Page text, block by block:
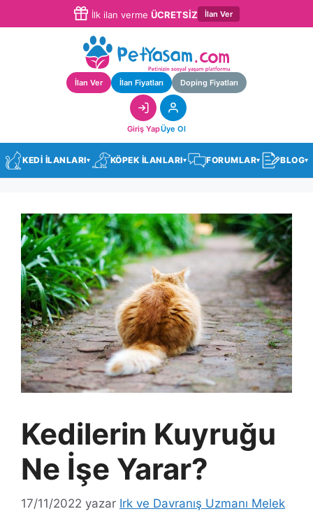
İlk ilan verme ÜCRETSİZ İlan Ver
İlan Ver İlan Fiyatları Doping Fiyatları
Giriş YapÜye Ol
KEDİ İLANLARI▾ KÖPEK İLANLARI▾ FORUMLAR▾ BLOG▾
Kedilerin Kuyruğu
Ne İşe Yarar?
17/11/2022 yazar Irk ve Davranış Uzmanı Melek